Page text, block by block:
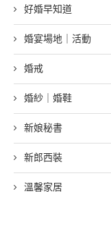
好婚早知道
婚宴場地｜活動
婚戒
婚紗｜婚鞋
新娘秘書
新郎西裝
溫馨家居